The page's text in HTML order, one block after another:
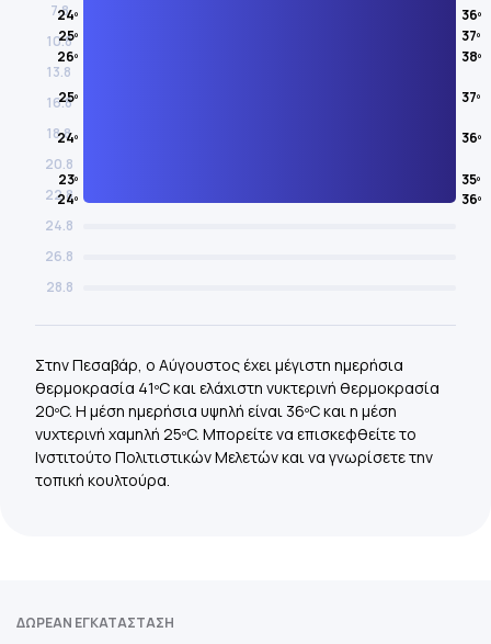
7.8
10.8
13.8
24º 36º
16.8
25º 37º
18.8
26º 38º
20.8
25º 37º
22.8
24º 36º
24.8
23º 35º
26.8
24º 36º
28.8
Στην Πεσαβάρ, ο Αύγουστος έχει μέγιστη ημερήσια
θερμοκρασία 41ºC και ελάχιστη νυκτερινή θερμοκρασία
20ºC. Η μέση ημερήσια υψηλή είναι 36ºC και η μέση
νυχτερινή χαμηλή 25ºC. Μπορείτε να επισκεφθείτε το
Ινστιτούτο Πολιτιστικών Μελετών και να γνωρίσετε την
τοπική κουλτούρα.
ΔΩΡΕΆΝ ΕΓΚΑΤΆΣΤΑΣΗ